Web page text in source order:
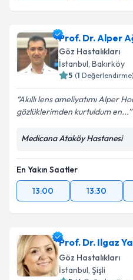
Prof. Dr. Alper
Göz Hastalıkları
İstanbul, Bakırköy
5 (1 Değerlendirme)
Akıllı lens ameliyatımı Alper
gözlüklerimden kurtuldum en...
Medicana Ataköy Hastanesi
En Yakın Saatler
13:00
13:30
Prof. Dr. Ilgaz
Göz Hastalıkları
İstanbul, Şişli